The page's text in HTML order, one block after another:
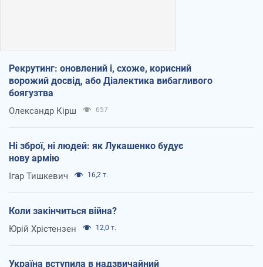
Рекрутинг: оновлений і, схоже, корисний
ворожий досвід, або Діалектика вибагливого
боягузтва
Олександр Кірш 657
Ні зброї, ні людей: як Лукашенко будує
нову армію
Ігар Тишкевич 16,2 т.
Коли закінчиться війна?
Юрій Хрістензен 12,0 т.
Україна вступила в надзвичайний